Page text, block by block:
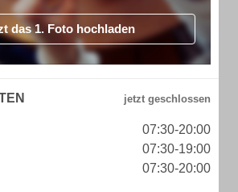
das 1. Foto hochladen
07:30-20:00
07:30-19:00
07:30-20:00